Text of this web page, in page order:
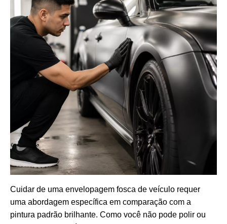
Cuidar de uma envelopagem fosca de veículo requer
uma abordagem específica em comparação com a
pintura padrão brilhante. Como você não pode polir ou